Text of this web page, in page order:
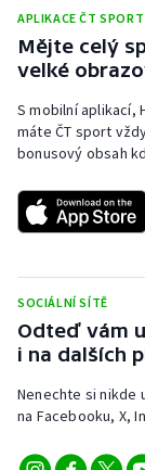
APLIKACE ČT SPORT
Mějte celý
velké
S mobilní aplikací,
máte ČT sport
bonusový obsah
SOCIÁLNÍ SÍTĚ
Odteď vám
i na dalších
Nenechte si nikde
na Facebooku, X,